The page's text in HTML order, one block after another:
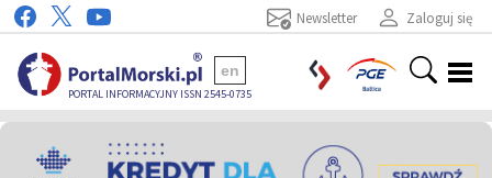
Zaloguj się
Newsletter
PORTAL INFORMACYJNY ISSN 2545-0735
en